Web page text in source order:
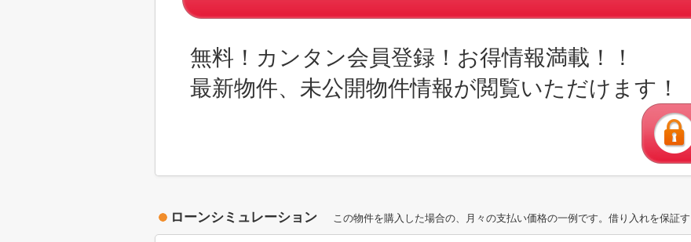
無料！カンタン会員登録！お得情報満載！！
最新物件、未公開物件情報が閲覧いただけます！
ローンシミュレーション この物件を購入した場合の、月々の支払い価格の一例です。借り入れを保証す